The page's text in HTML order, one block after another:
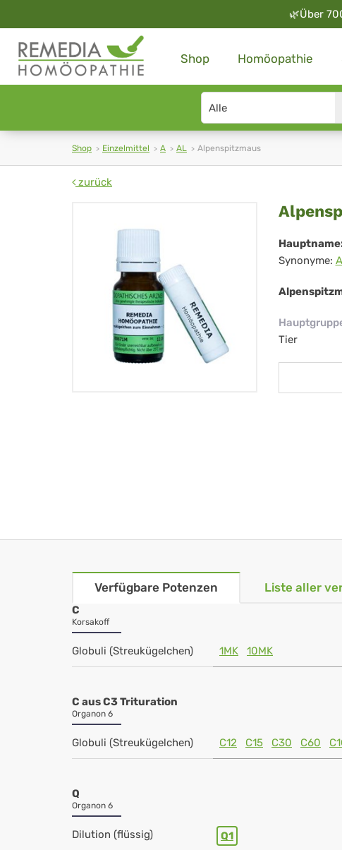
🌿Über
Shop Homöopathie
Search
type
Shop Einzelmittel A AL Alpenspitzmaus
zurück
Synonyme:
Tier
Verfügbare Potenzen Liste aller
C
Korsakoff
Globuli (Streukügelchen) 1MK 10MK
C aus C3 Trituration
Organon 6
Globuli (Streukügelchen) C12 C15 C30 C60
Q
Organon 6
Dilution (flüssig) Q1